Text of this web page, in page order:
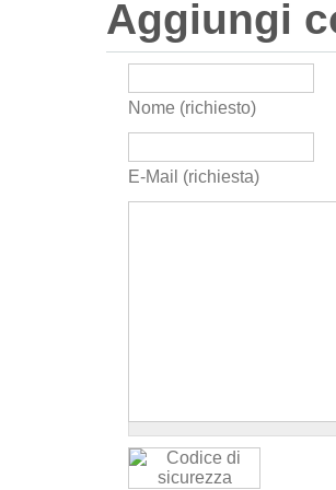
Aggiungi
Nome (richiesto)
E-Mail (richiesta)